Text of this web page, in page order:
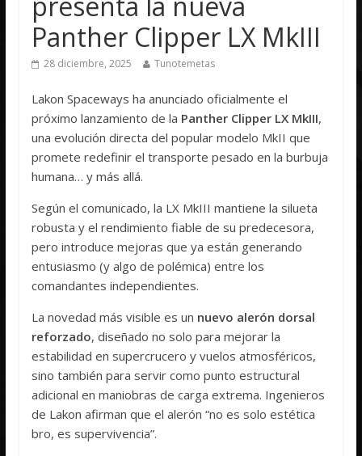
Panther Clipper LX MkIII
28 diciembre, 2025 Tunotemetas
Lakon Spaceways ha anunciado oficialmente el
próximo lanzamiento de la Panther Clipper LX MkIII,
una evolución directa del popular modelo MkII que
promete redefinir el transporte pesado en la burbuja
humana… y más allá.
Según el comunicado, la LX MkIII mantiene la silueta
robusta y el rendimiento fiable de su predecesora,
pero introduce mejoras que ya están generando
entusiasmo (y algo de polémica) entre los
comandantes independientes.
La novedad más visible es un nuevo alerón dorsal
reforzado, diseñado no solo para mejorar la
estabilidad en supercrucero y vuelos atmosféricos,
sino también para servir como punto estructural
adicional en maniobras de carga extrema. Ingenieros
de Lakon afirman que el alerón “no es solo estética
bro, es supervivencia”.